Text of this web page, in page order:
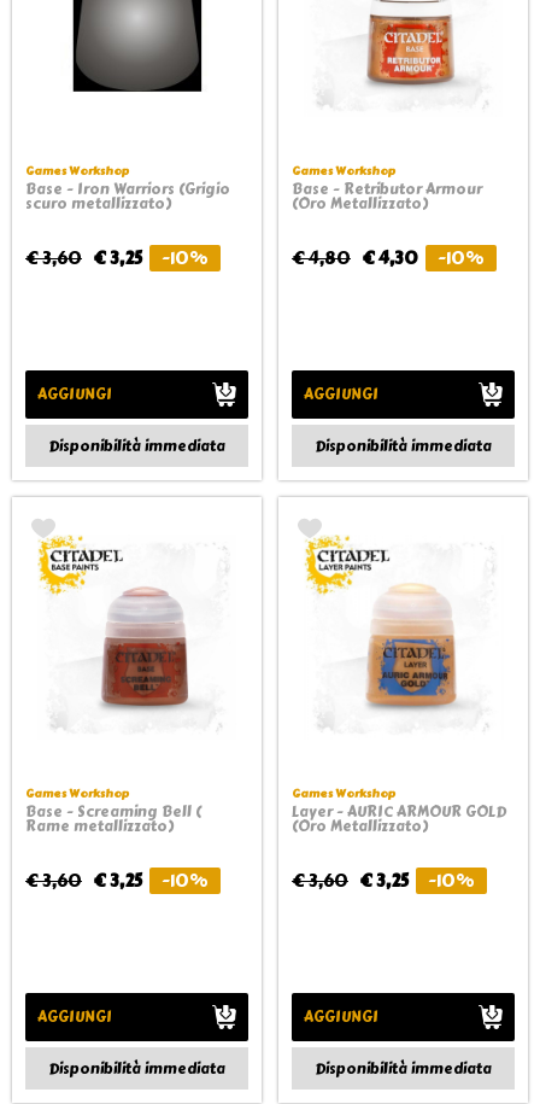
Games Workshop
Base - Iron Warriors (Grigio
scuro metallizzato)
€ 3,60 € 3,25 -10%
AGGIUNGI
Disponibilità immediata
Games Workshop
Base - Retributor Armour
(Oro Metallizzato)
€ 4,80 € 4,30 -10%
AGGIUNGI
Disponibilità immediata
Games Workshop
Base - Screaming Bell (
Rame metallizzato)
€ 3,60 € 3,25 -10%
AGGIUNGI
Disponibilità immediata
Games Workshop
Layer - AURIC ARMOUR GOLD
(Oro Metallizzato)
€ 3,60 € 3,25 -10%
AGGIUNGI
Disponibilità immediata